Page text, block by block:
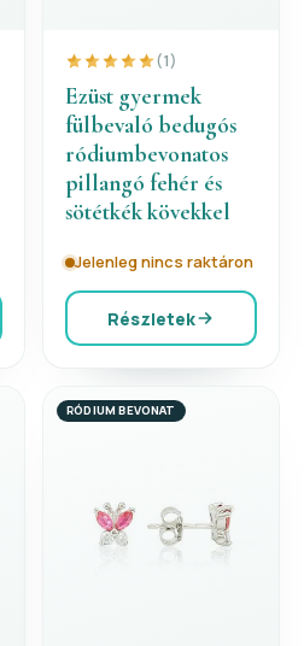
(1)
Ezüst gyermek
fülbevaló bedugós
ródiumbevonatos
pillangó fehér és
sötétkék kövekkel
Jelenleg nincs raktáron
Részletek
RÓDIUM BEVONAT